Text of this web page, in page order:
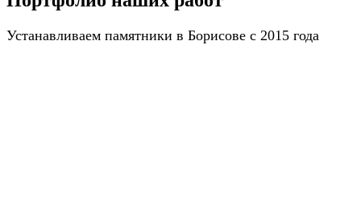
Устанавливаем памятники в Борисове с 2015 года